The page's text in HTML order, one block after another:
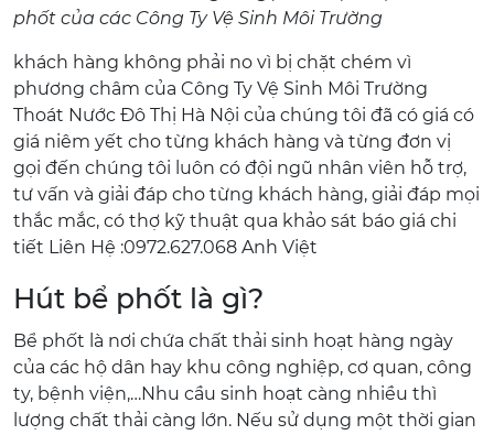
phốt của các Công Ty Vệ Sinh Môi Trường
khách hàng không phải no vì bị chặt chém vì
phương châm của Công Ty Vệ Sinh Môi Trường
Thoát Nước Đô Thị Hà Nội của chúng tôi đã có giá có
giá niêm yết cho từng khách hàng và từng đơn vị
gọi đến chúng tôi luôn có đội ngũ nhân viên hỗ trợ,
tư vấn và giải đáp cho từng khách hàng, giải đáp mọi
thắc mắc, có thợ kỹ thuật qua khảo sát báo giá chi
tiết Liên Hệ :0972.627.068 Anh Việt
Hút bể phốt là gì?
Bể phốt là nơi chứa chất thải sinh hoạt hàng ngày
của các hộ dân hay khu công nghiệp, cơ quan, công
ty, bệnh viện,…Nhu cầu sinh hoạt càng nhiều thì
lượng chất thải càng lớn. Nếu sử dụng một thời gian